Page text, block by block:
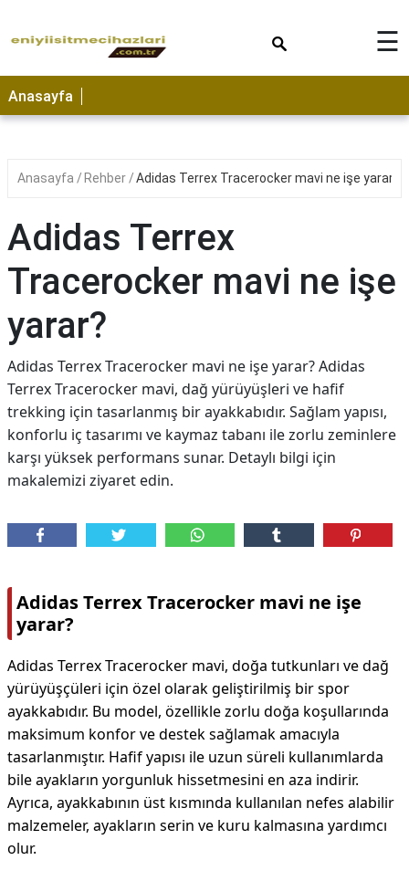
☰
Anasayfa
Anasayfa Rehber Adidas Terrex Tracerocker mavi ne işe yarar?
Adidas Terrex
Tracerocker mavi ne işe
yarar?
Adidas Terrex Tracerocker mavi ne işe yarar? Adidas
Terrex Tracerocker mavi, dağ yürüyüşleri ve hafif
trekking için tasarlanmış bir ayakkabıdır. Sağlam yapısı,
konforlu iç tasarımı ve kaymaz tabanı ile zorlu zeminlere
karşı yüksek performans sunar. Detaylı bilgi için
makalemizi ziyaret edin.
Adidas Terrex Tracerocker mavi ne işe
yarar?
Adidas Terrex Tracerocker mavi, doğa tutkunları ve dağ
yürüyüşçüleri için özel olarak geliştirilmiş bir spor
ayakkabıdır. Bu model, özellikle zorlu doğa koşullarında
maksimum konfor ve destek sağlamak amacıyla
tasarlanmıştır. Hafif yapısı ile uzun süreli kullanımlarda
bile ayakların yorgunluk hissetmesini en aza indirir.
Ayrıca, ayakkabının üst kısmında kullanılan nefes alabilir
malzemeler, ayakların serin ve kuru kalmasına yardımcı
olur.